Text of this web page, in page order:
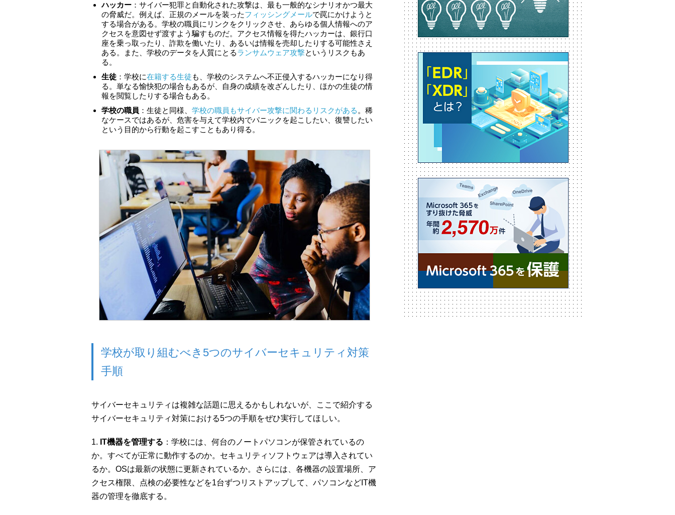
ハッカー ：サイバー犯罪と自動化された攻撃は、最も一般的なシナリオかつ最大
の脅威だ。例えば、正規のメールを装ったフィッシングメールで罠にかけようと
する場合がある。学校の職員にリンクをクリックさせ、あらゆる個人情報へのア
クセスを意図せず渡すよう騙すものだ。アクセス情報を得たハッカーは、銀行口
座を乗っ取ったり、詐欺を働いたり、あるいは情報を売却したりする可能性さえ
ある。また、学校のデータを人質にとるランサムウェア攻撃というリスクもあ
る。
生徒 ：学校に在籍する生徒も、学校のシステムへ不正侵入するハッカーになり得
る。単なる愉快犯の場合もあるが、自身の成績を改ざんしたり、ほかの生徒の情
報を閲覧したりする場合もある。
学校の職員 ：生徒と同様、 学校の職員もサイバー攻撃に関わるリスクがある 。稀
なケースではあるが、危害を与えて学校内でパニックを起こしたい、復讐したい
という目的から行動を起こすこともあり得る。
学校が取り組むべき5つのサイバーセキュリティ対策
手順
サイバーセキュリティは複雑な話題に思えるかもしれないが、ここで紹介する
サイバーセキュリティ対策における5つの手順をぜひ実行してほしい。
1. IT機器を管理する ：学校には、何台のノートパソコンが保管されているの
か。すべてが正常に動作するのか。セキュリティソフトウェアは導入されてい
るか。OSは最新の状態に更新されているか。さらには、各機器の設置場所、ア
クセス権限、点検の必要性などを1台ずつリストアップして、パソコンなどIT機
器の管理を徹底する。